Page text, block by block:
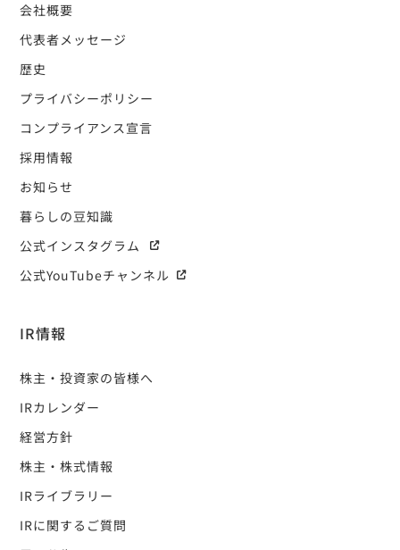
会社概要
代表者メッセージ
歴史
プライバシーポリシー
コンプライアンス宣言
採用情報
お知らせ
暮らしの豆知識
公式インスタグラム
公式YouTubeチャンネル
IR情報
株主・投資家の皆様へ
IRカレンダー
経営方針
株主・株式情報
IRライブラリー
IRに関するご質問